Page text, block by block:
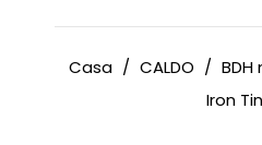
Casa / CALDO /
Iron Tin